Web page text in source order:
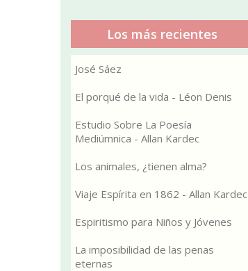
Los más recientes
José Sáez
El porqué de la vida - Léon Denis
Estudio Sobre La Poesía
Mediúmnica - Allan Kardec
Los animales, ¿tienen alma?
Viaje Espírita en 1862 - Allan Kardec
Espiritismo para Niños y Jóvenes
La imposibilidad de las penas
eternas